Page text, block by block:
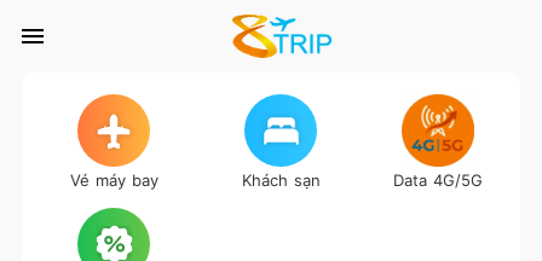
Vé máy bay Khách sạn Data 4G/5G